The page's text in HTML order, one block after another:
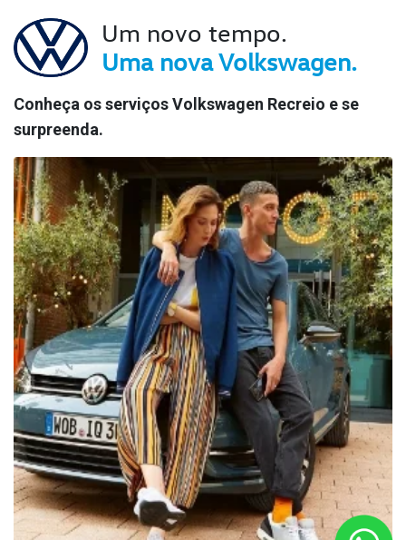
Um novo tempo.
Uma nova Volkswagen.
Conheça os serviços Volkswagen Recreio e se
surpreenda.